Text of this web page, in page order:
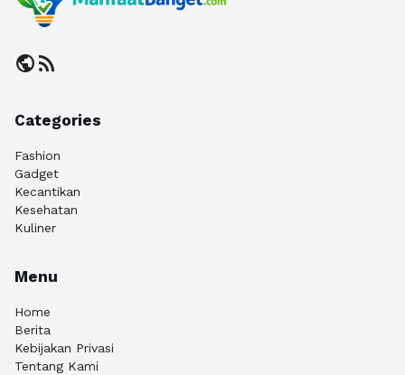
publicrss_feed
Categories
Fashion
Gadget
Kecantikan
Kesehatan
Kuliner
Menu
Home
Berita
Kebijakan Privasi
Tentang Kami